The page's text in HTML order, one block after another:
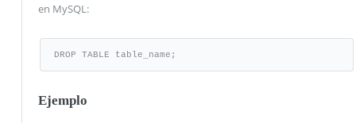
en MySQL:
DROP TABLE table_name;
Ejemplo